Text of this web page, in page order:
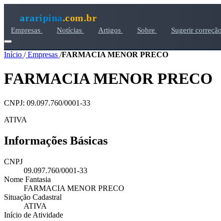
araripina.com.br
Empresas Notícias Artigos Sobre Sugerir
Início /Empresas /FARMACIA MENOR PRECO
FARMACIA MENOR PRECO
CNPJ: 09.097.760/0001-33
ATIVA
Informações Básicas
CNPJ
09.097.760/0001-33
Nome Fantasia
FARMACIA MENOR PRECO
Situação Cadastral
ATIVA
Início de Atividade